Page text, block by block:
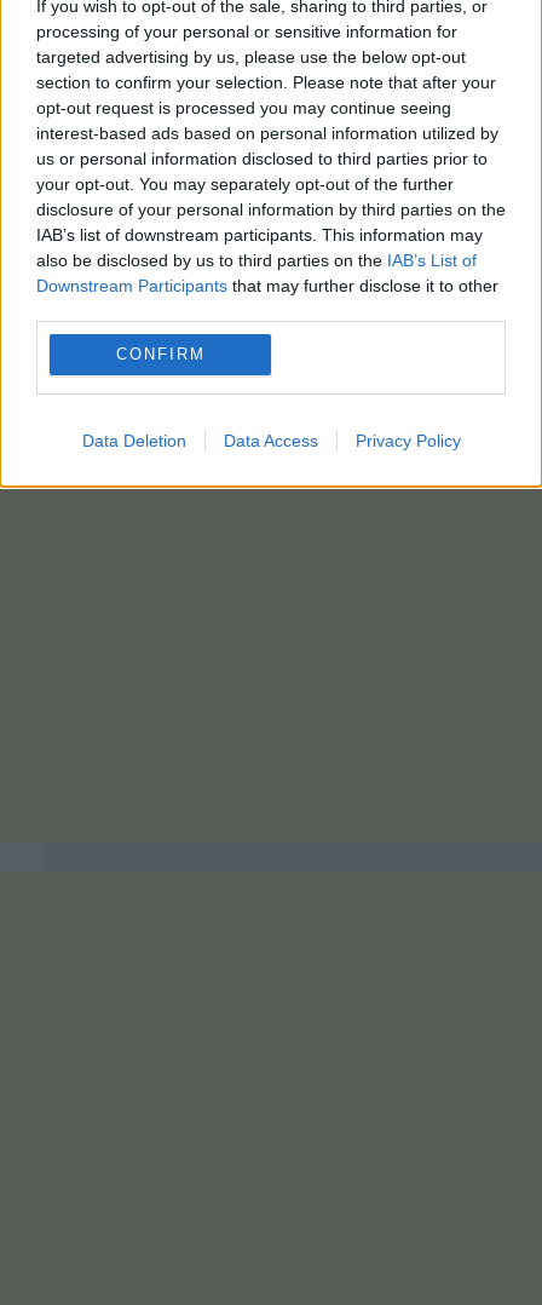
If you wish to opt-out of the sale, sharing to third parties, or
processing of your personal or sensitive information for
targeted advertising by us, please use the below opt-out
section to confirm your selection. Please note that after your
opt-out request is processed you may continue seeing
interest-based ads based on personal information utilized by
us or personal information disclosed to third parties prior to
your opt-out. You may separately opt-out of the further
disclosure of your personal information by third parties on the
IAB’s list of downstream participants. This information may
also be disclosed by us to third parties on the IAB’s List of
Downstream Participants that may further disclose it to other
CONFIRM
Data Deletion Data Access Privacy Policy